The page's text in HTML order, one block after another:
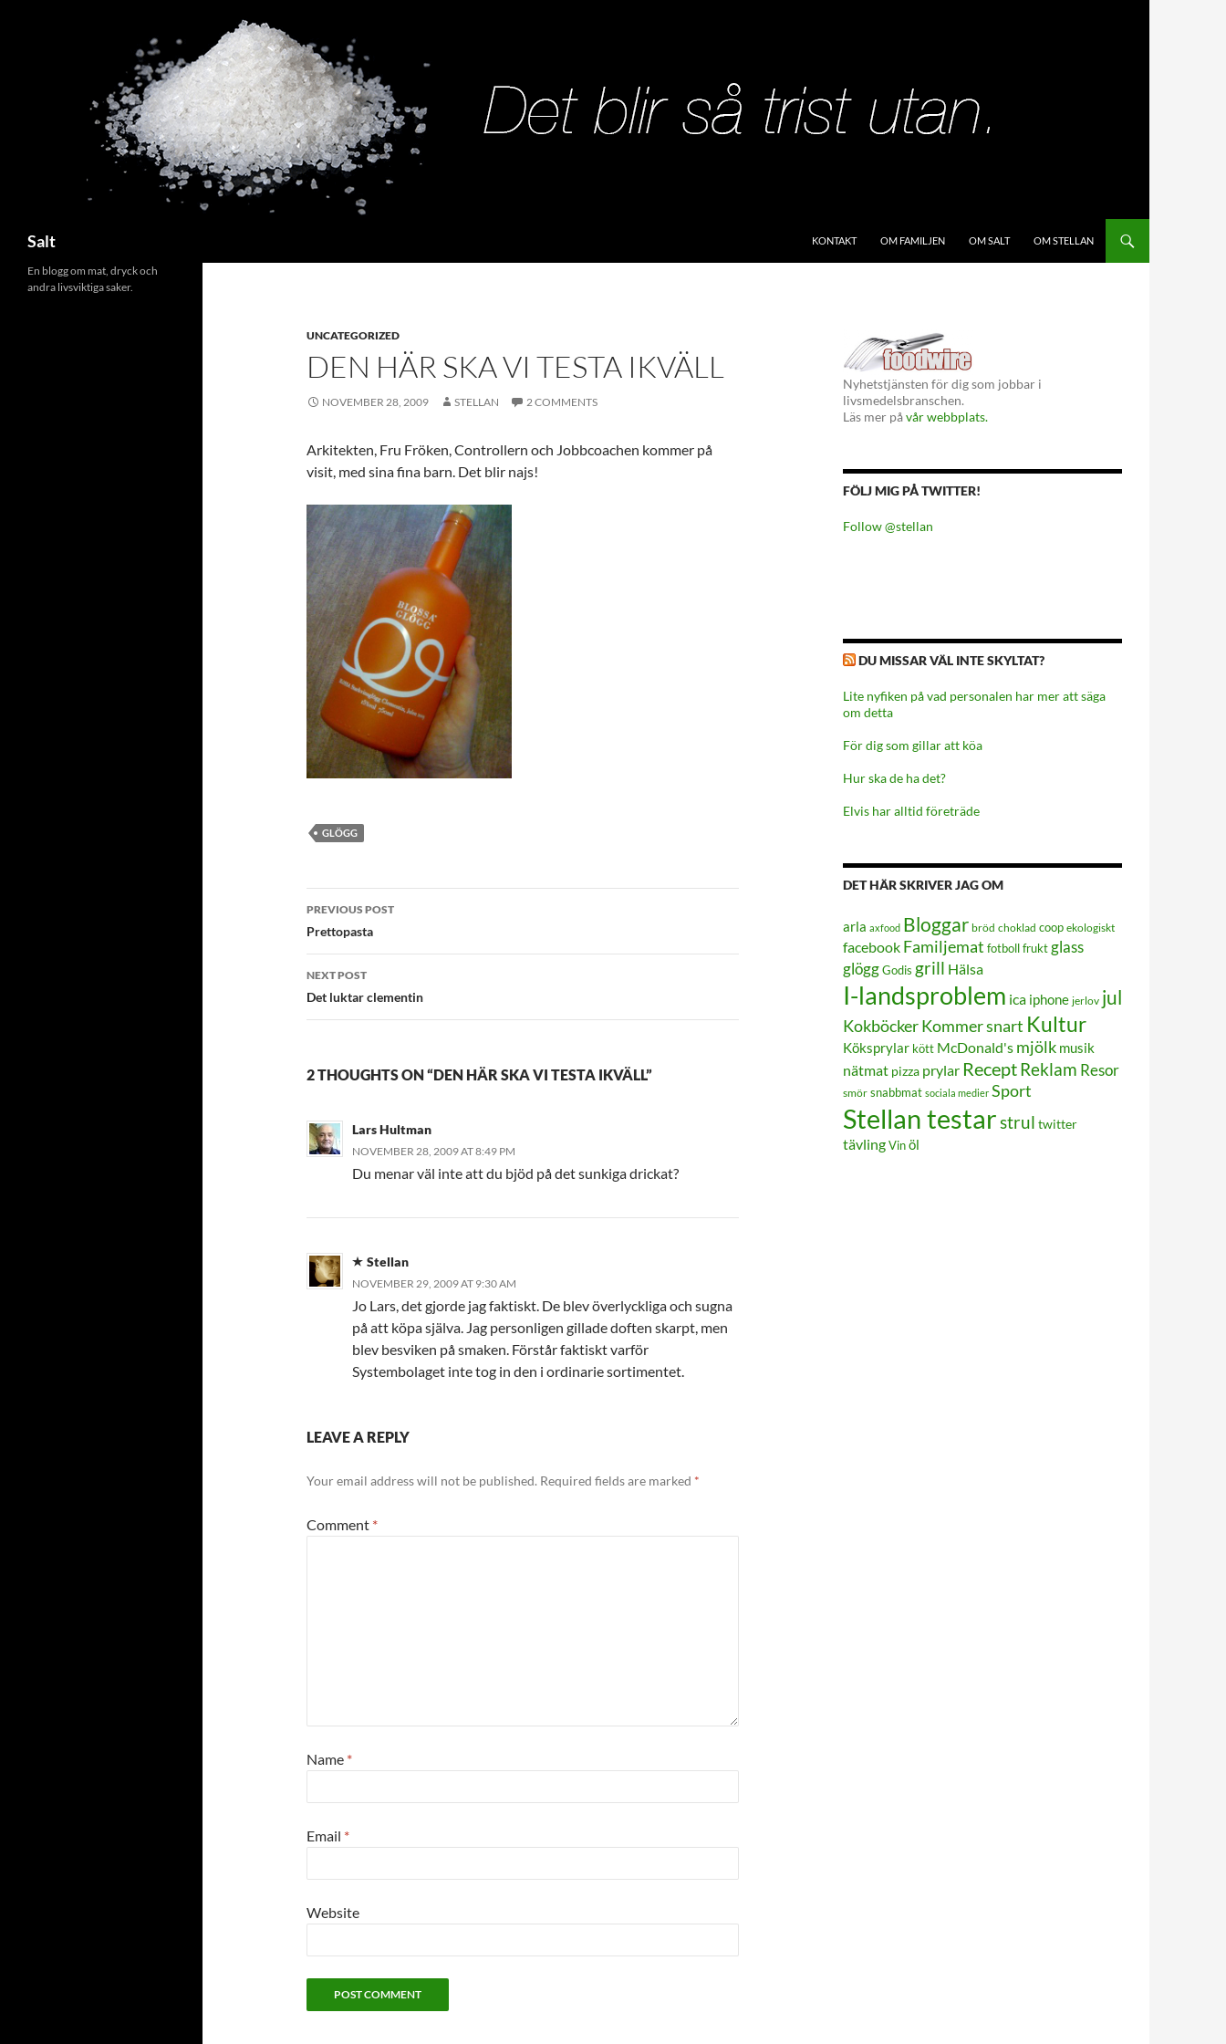
Salt
KONTAKT
OM FAMILJEN OM SALT OM STELLAN
UNCATEGORIZED
DEN HÄR SKA VI TESTA IKVÄLL
NOVEMBER 28, 2009 STELLAN 2 COMMENTS
Arkitekten, Fru Fröken, Controllern och Jobbcoachen kommer på
visit, med sina fina barn. Det blir najs!
GLÖGG
Post
navigation
PREVIOUS POST
Prettopasta
NEXT POST
Det luktar clementin
2 THOUGHTS ON “DEN HÄR SKA VI TESTA IKVÄLL”
Lars Hultman
NOVEMBER 28, 2009 AT 8:49 PM
Du menar väl inte att du bjöd på det sunkiga drickat?
Stellan
NOVEMBER 29, 2009 AT 9:30 AM
Jo Lars, det gjorde jag faktiskt. De blev överlyckliga och sugna
på att köpa själva. Jag personligen gillade doften skarpt, men
blev besviken på smaken. Förstår faktiskt varför
Systembolaget inte tog in den i ordinarie sortimentet.
LEAVE A REPLY
Your email address will not be published. Required fields are marked *
Comment *
Name *
Email *
Website
Nyhetstjänsten för dig som jobbar i
livsmedelsbranschen.
Läs mer påvår webbplats.
FÖLJ MIG PÅ TWITTER!
Follow @stellan
DU MISSAR VÄL INTE SKYLTAT?
Lite nyfiken på vad personalen har mer att säga
om detta
För dig som gillar att köa
Hur ska de ha det?
Elvis har alltid företräde
DET HÄR SKRIVER JAG OM
arla axfood Bloggar bröd choklad coop ekologiskt
facebook Familjemat fotboll frukt glass
glöggGodis grill Hälsa
I-landsproblem ica iphone jerlov jul
KokböckerKommer snart Kultur
Köksprylar kött McDonald's mjölk musik
nätmat pizza prylar ReceptReklam Resor
smör snabbmat sociala medier Sport
Stellan testarstrul twitter
tävling Vin öl
En blogg om mat, dryck och
andra livsviktiga saker.